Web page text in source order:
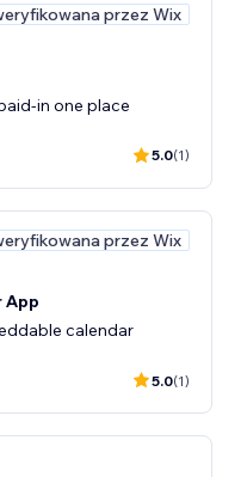
przez Wix
in one place
5.0(1)
przez Wix
App
calendar
5.0(1)